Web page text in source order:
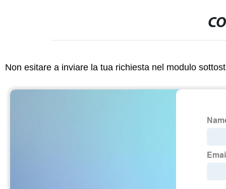
Non esitare a inviare la tua richiesta nel modulo